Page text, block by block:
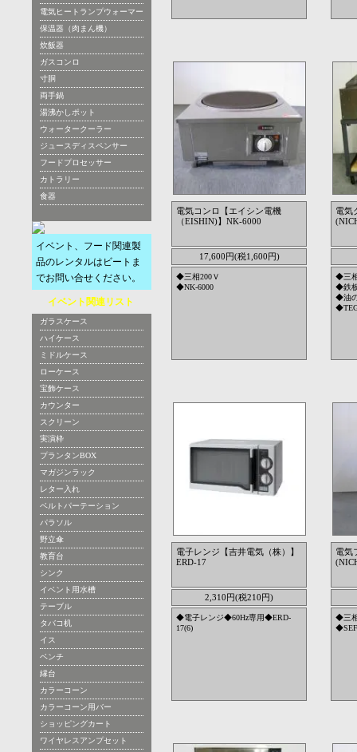
電気ヒートランプウォーマー
保温器（肉まん機）
炊飯器
ガスコンロ
寸胴
両手鍋
湯沸かしポット
ウォータークーラー
ジュースディスペンサー
フードプロセッサー
カトラリー
食器
イベント、フード関連製
品のレンタルはビートま
でお問い合せください。
イベント関連リスト
ガラスケース
ハイケース
ミドルケース
ローケース
宝飾ケース
カウンター
スクリーン
実演枠
プランタンBOX
マガジンラック
レター入れ
ベルトパーテーション
パラソル
野立傘
教育台
シンク
イベント用水槽
テーブル
タバコ机
イス
ベンチ
縁台
カラーコーン
カラーコーン用バー
ショッピングカート
ワイヤレスアンプセット
電気コンロ【エイシン電機
（EISHIN)】NK-6000
17,600円(税1,600円)
◆三相200Ｖ
◆NK-6000
電気
◆三
◆鉄
◆油
電子レンジ【吉井電気（株）】
ERD-17
2,310円(税210円)
◆電子レンジ◆60Hz専用◆ERD-
17(6)
電気
◆三